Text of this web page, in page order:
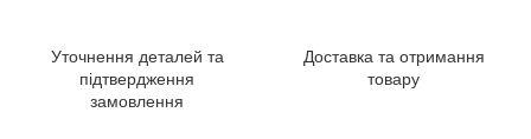
Уточнення деталей та
підтвердження
замовлення
Доставка та отримання
товару